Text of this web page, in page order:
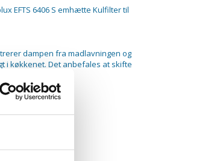
EFTS 6406 S emhætte Kulfilter til
dampen fra madlavningen og
i køkkenet. Det anbefales at skifte